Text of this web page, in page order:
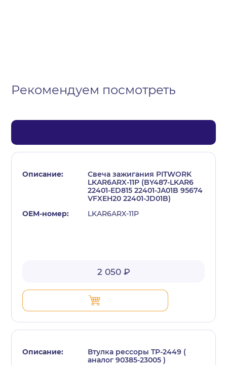
Рекомендуем посмотреть
Свеча зажигания PITWORK
LKAR6ARX-11P (BY487-LKAR6
22401-ED815 22401-JA01B 95674
VFXEH20 22401-JD01B)
LKAR6ARX-11P
2 050 ₽
Втулка рессоры TP-2449 (
аналог 90385-23005 )